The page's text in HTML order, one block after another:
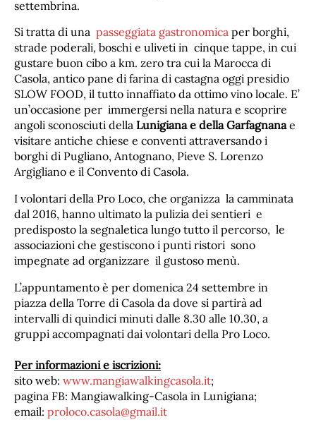
settembrina.
Si tratta di una passeggiata gastronomica per borghi,
strade poderali, boschi e uliveti in cinque tappe, in cui
gustare buon cibo a km. zero tra cui la Marocca di
Casola, antico pane di farina di castagna oggi presidio
SLOW FOOD, il tutto innaffiato da ottimo vino locale. E’
un’occasione per immergersi nella natura e scoprire
angoli sconosciuti della Lunigiana e della Garfagnanae
visitare antiche chiese e conventi attraversando i
borghi di Pugliano, Antognano, Pieve S. Lorenzo
Argigliano e il Convento di Casola.
I volontari della Pro Loco, che organizza la camminata
dal 2016, hanno ultimato la pulizia dei sentieri e
predisposto la segnaletica lungo tutto il percorso, le
associazioni che gestiscono i punti ristori sono
impegnate ad organizzare il gustoso menù.
L’appuntamento è per domenica 24 settembre in
piazza della Torre di Casola da dove si partirà ad
intervalli di quindici minuti dalle 8.30 alle 10.30, a
gruppi accompagnati dai volontari della Pro Loco.
Per informazioni e iscrizioni:
sito web: www.mangiawalkingcasola.it;
pagina FB: Mangiawalking-Casola in Lunigiana;
email: proloco.casola@gmail.it